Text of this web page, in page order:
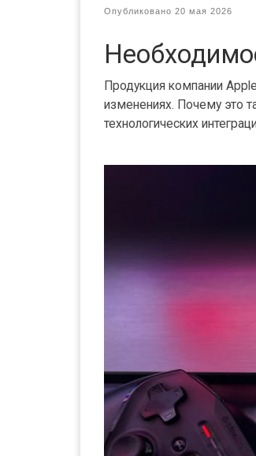
Опубликовано 20 мая 2026
Продукция компании
изменениях. Почему это
технологических